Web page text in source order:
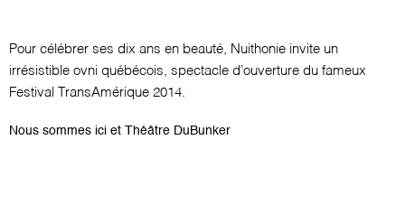
Pour célébrer ses dix ans en beauté, Nuithonie invite un
irrésistible ovni québécois, spectacle d’ouverture du fameux
Festival TransAmérique 2014.
Nous sommes ici et Théâtre DuBunker